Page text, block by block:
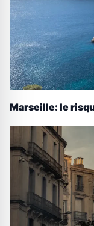
Marseille: le